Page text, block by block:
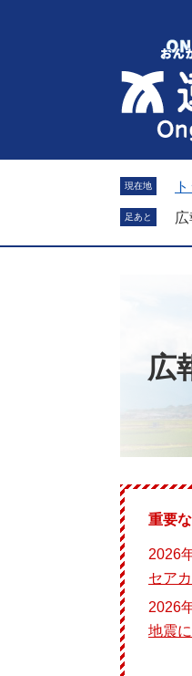
す
し
へ
現在地
足あと
広
重要
2026
セア
2026
地震